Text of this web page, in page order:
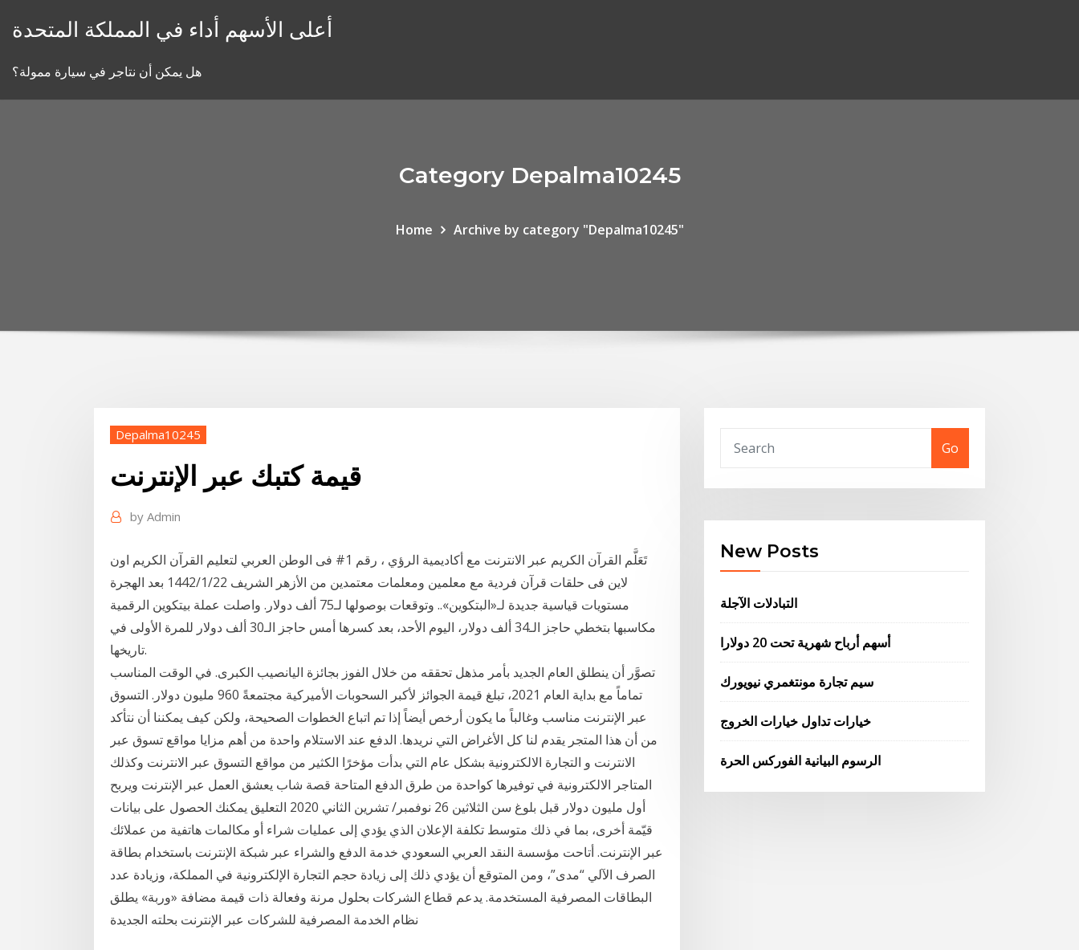
أعلى الأسهم أداء في المملكة المتحدة
هل يمكن أن نتاجر في سيارة ممولة؟
Category Depalma10245
Home Archive by category "Depalma10245"
Depalma10245
قيمة كتبك عبر الإنترنت
by Admin
تَعَلَّم القرآن الكريم عبر الانترنت مع أكاديمية الرؤي ، رقم 1# فى الوطن العربي لتعليم القرآن الكريم اون
لاين فى حلقات قرآن فردية مع معلمين ومعلمات معتمدين من الأزهر الشريف 22‏‏/1‏‏/1442 بعد الهجرة
مستويات قياسية جديدة لـ«البتكوين».. وتوقعات بوصولها لـ75 ألف دولار. واصلت عملة بيتكوين الرقمية
مكاسبها بتخطي حاجز الـ34 ألف دولار، اليوم الأحد، بعد كسرها أمس حاجز الـ30 ألف دولار للمرة الأولى في
تاريخها.
تصوَّر أن ينطلق العام الجديد بأمر مذهل تحققه من خلال الفوز بجائزة اليانصيب الكبرى. في الوقت المناسب
تماماً مع بداية العام 2021، تبلغ قيمة الجوائز لأكبر السحوبات الأميركية مجتمعةً 960 مليون دولار. التسوق
عبر الإنترنت مناسب وغالباً ما يكون أرخص أيضاً إذا تم اتباع الخطوات الصحيحة، ولكن كيف يمكننا أن نتأكد
من أن هذا المتجر يقدم لنا كل الأغراض التي نريدها. الدفع عند الاستلام واحدة من أهم مزايا مواقع تسوق عبر
الانترنت و التجارة الالكترونية بشكل عام التي بدأت مؤخرًا الكثير من مواقع التسوق عبر الانترنت وكذلك
المتاجر الالكترونية في توفيرها كواحدة من طرق الدفع المتاحة قصة شاب يعشق العمل عبر الإنترنت ويربح
أول مليون دولار قبل بلوغ سن الثلاثين 26 نوفمبر/ تشرين الثاني 2020 التعليق يمكنك الحصول على بيانات
قيّمة أخرى، بما في ذلك متوسط تكلفة الإعلان الذي يؤدي إلى عمليات شراء أو ‏‫مكالمات هاتفية من عملائك
عبر الإنترنت. أتاحت مؤسسة النقد العربي السعودي خدمة الدفع والشراء عبر شبكة الإنترنت باستخدام بطاقة
الصرف الآلي “مدى”، ومن المتوقع أن يؤدي ذلك إلى زيادة حجم التجارة الإلكترونية في المملكة، وزيادة عدد
البطاقات المصرفية المستخدمة. يدعم قطاع الشركات بحلول مرنة وفعالة ذات قيمة مضافة «وربة» يطلق
نظام الخدمة المصرفية للشركات عبر الإنترنت بحلته الجديدة
Go
New Posts
التبادلات الآجلة
أسهم أرباح شهرية تحت 20 دولارا
سيم تجارة مونتغمري نيويورك
خيارات تداول خيارات الخروج
الرسوم البيانية الفوركس الحرة